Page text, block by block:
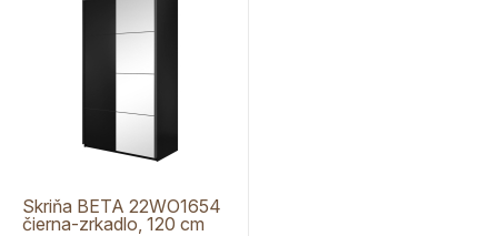
Skriňa BETA 22WO1654
čierna-zrkadlo, 120 cm